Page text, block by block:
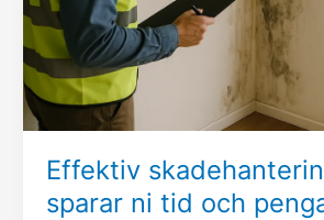
Effektiv
sparar ni tid och
och
pengar